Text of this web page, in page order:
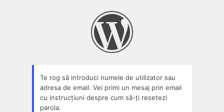
Te rog să introduci numele de utilizator sau
adresa de email. Vei primi un mesaj prin email
cu instrucțiuni despre cum să-ți resetezi
parola.